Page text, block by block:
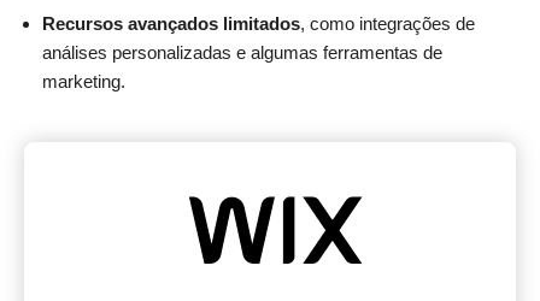
Recursos avançados limitados, como integrações de
análises personalizadas e algumas ferramentas de
marketing.